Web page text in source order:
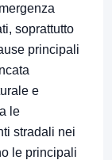
soprattutto
principali
e
le
stradali nei
le principali